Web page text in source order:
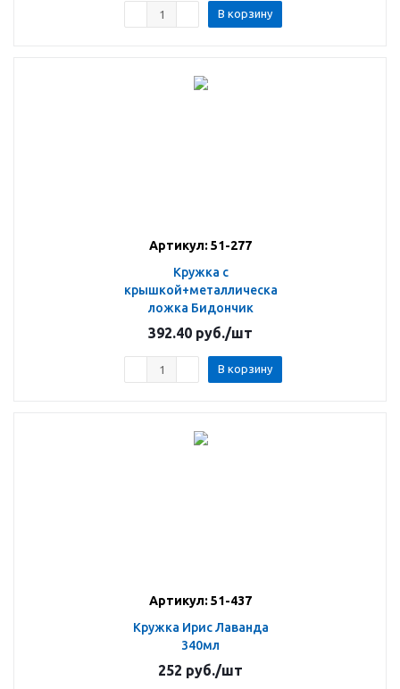
В корзину
Артикул: 51-277
Кружка с
крышкой+металлическая
ложка Бидончик
392.40 руб./шт
В корзину
Артикул: 51-437
Кружка Ирис Лаванда
340мл
252 руб./шт